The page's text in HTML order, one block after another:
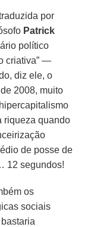
por
Patrick
político
criativa” —
diz ele, o
2008, muito
riqueza quando
de posse de
12 segundos!
os
sociais